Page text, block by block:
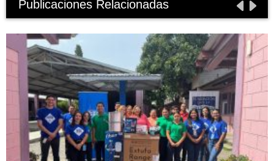
Publicaciones Relacionadas